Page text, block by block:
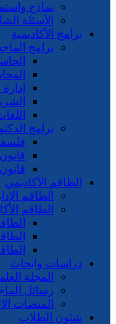
نماذج
الأسئلة
برامج الأكاديمية
برامج
برامج
الطاقم الأكاديمي
الطاقم
الطاقم
دراسات وابحاث
المجلة
رسائل
المنصات
شئون الطلاب